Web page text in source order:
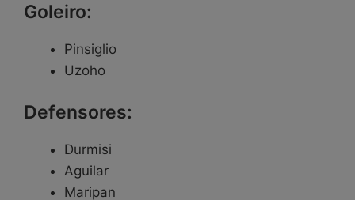
Goleiro:
Pinsiglio
Uzoho
Defensores:
Durmisi
Aguilar
Maripan